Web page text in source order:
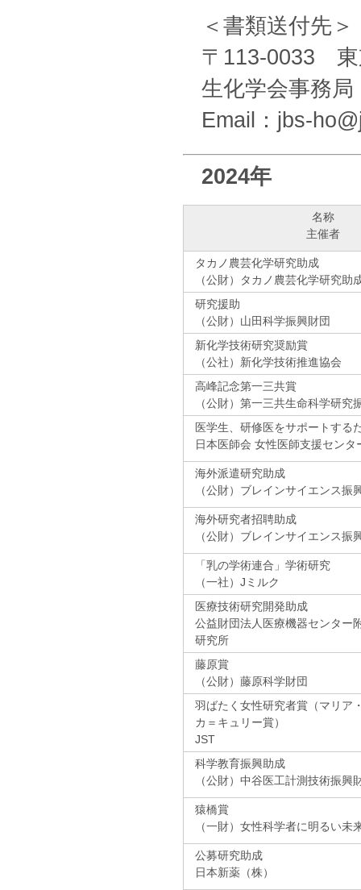
＜書類送付先＞
〒113-0033 東
生化学会事務
Email：jbs-
2024年
名称
主催者
タカノ農芸化学研究助成
（公財）タカノ農芸化学研究助
研究援助
（公財）山田科学振興財団
新化学技術研究奨励賞
（公社）新化学技術推進協会
高峰記念第一三共賞
（公財）第一三共生命科学研究
医学生、研修医をサポートする
日本医師会 女性医師支援センタ
海外派遣研究助成
（公財）ブレインサイエンス振
海外研究者招聘助成
（公財）ブレインサイエンス振
「乳の学術連合」学術研究
（一社）Jミルク
医療技術研究開発助成
公益財団法人医療機器センター
研究所
藤原賞
（公財）藤原科学財団
羽ばたく女性研究者賞（マリア
カ＝キュリー賞）
JST
科学教育振興助成
（公財）中谷医工計測技術振興
猿橋賞
（一財）女性科学者に明るい未
公募研究助成
日本新薬（株）